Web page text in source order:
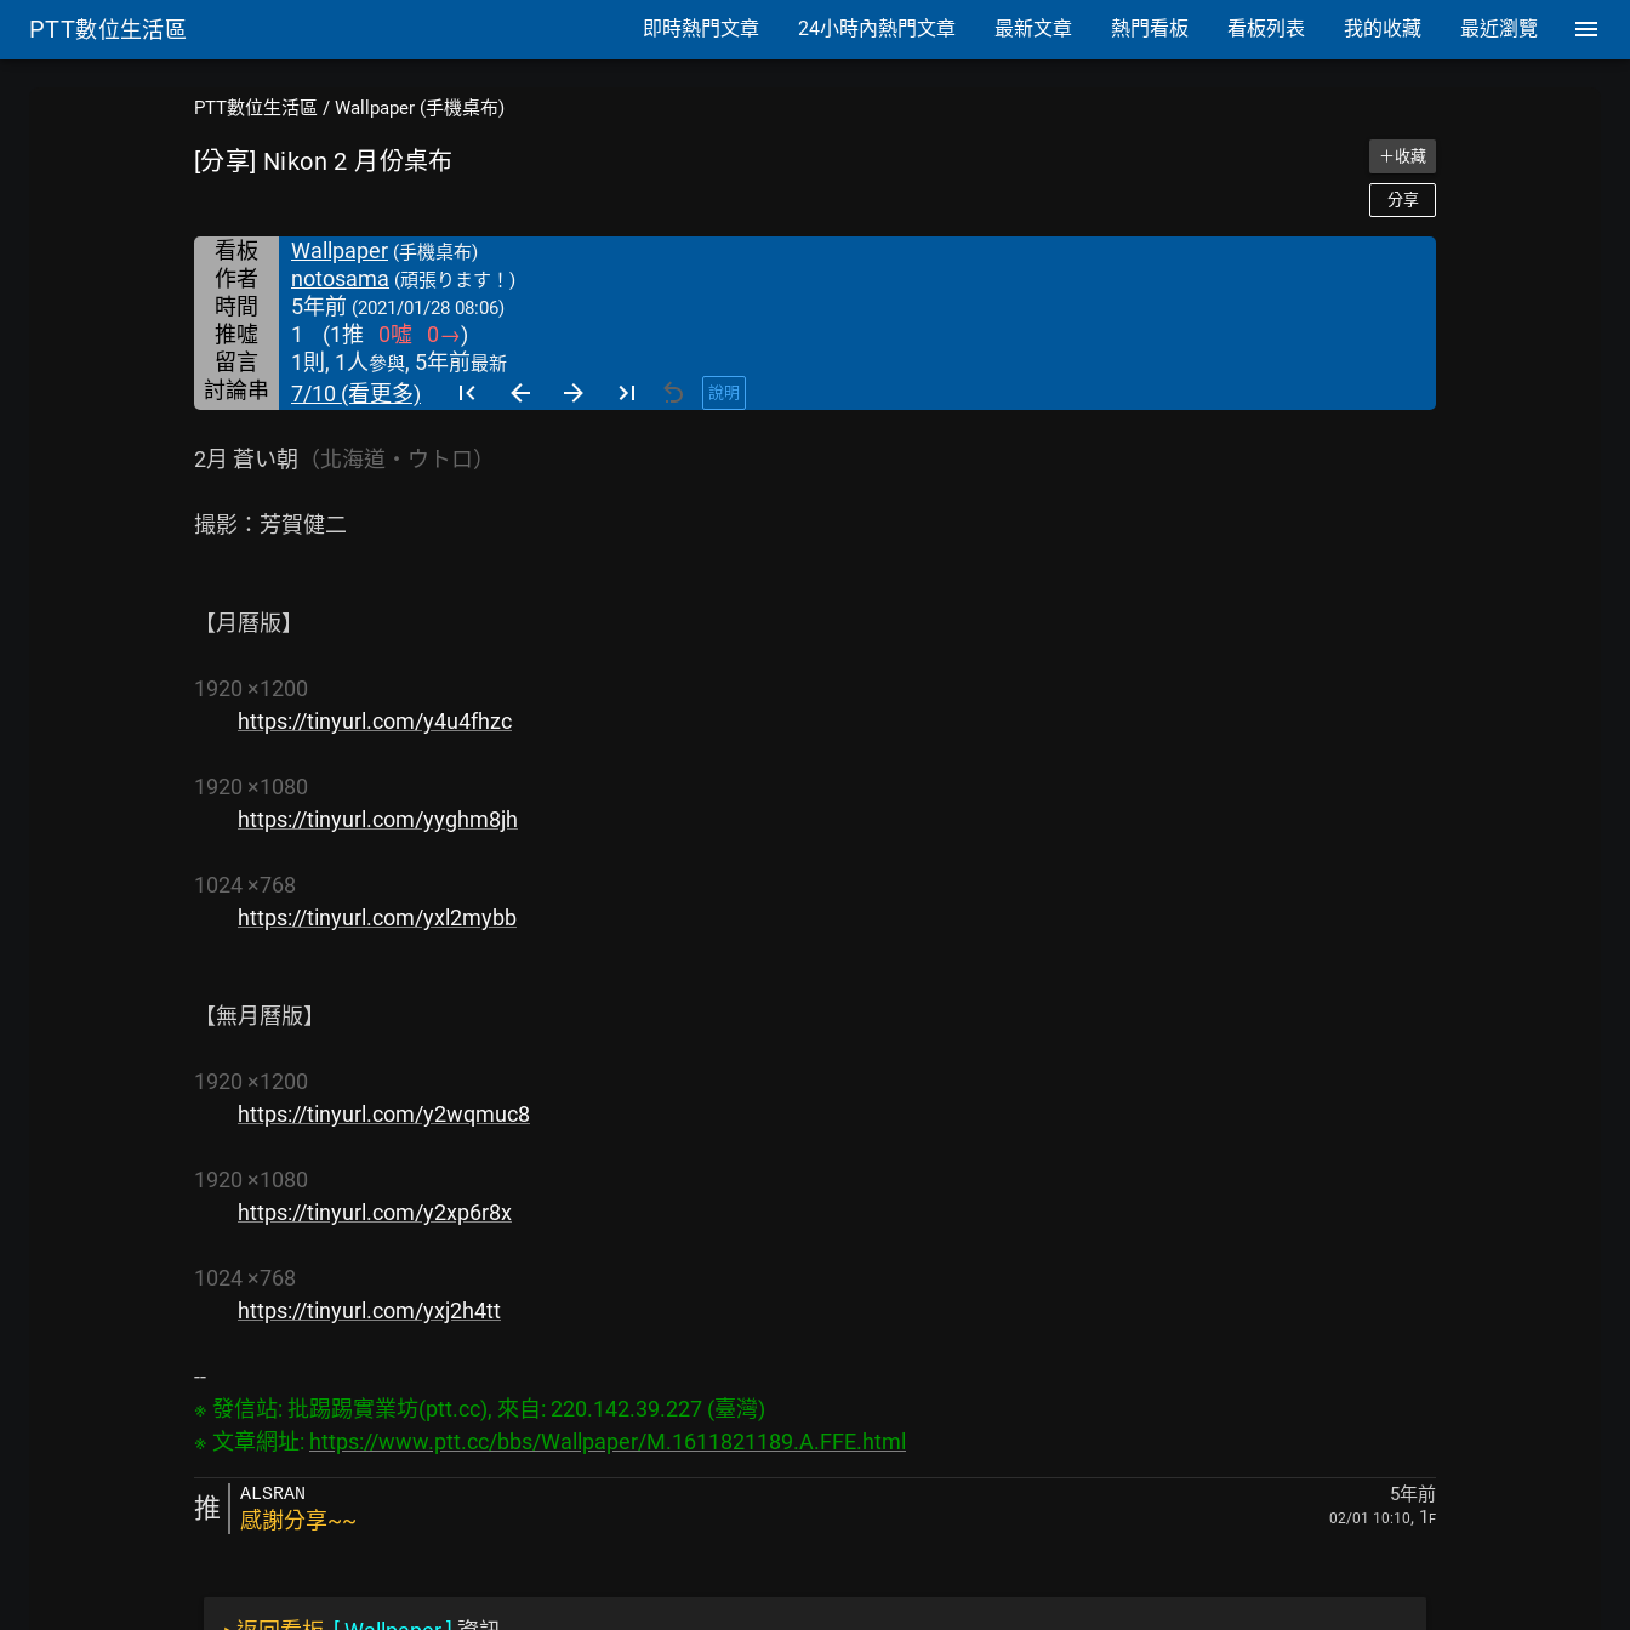
PTT數位生活區 即時熱門文章 24小時內熱門文章 最新文章 熱門看板 看板列表 我的收藏 最近瀏覽
PTT數位生活區 / Wallpaper (手機桌布)
[分享] Nikon 2 月份桌布 ＋收藏
分享
看板 Wallpaper (手機桌布)
作者 notosama (頑張ります！)
時間 5年前 (2021/01/28 08:06)
推噓 1 (1推 0噓 0→)
留言
1則, 1人參與, 5年前最新
討論串 7/10 (看更多) 說明
2月 蒼い朝 （北海道・ウトロ）
撮影：芳賀健二
【月曆版】
1920 ×1200
https://tinyurl.com/y4u4fhzc
1920 ×1080
https://tinyurl.com/yyghm8jh
1024 ×768
https://tinyurl.com/yxl2mybb
【無月曆版】
1920 ×1200
https://tinyurl.com/y2wqmuc8
1920 ×1080
https://tinyurl.com/y2xp6r8x
1024 ×768
https://tinyurl.com/yxj2h4tt
※ 發信站: 批踢踢實業坊(ptt.cc), 來自: 220.142.39.227 (臺灣)
※ 文章網址: https://www.ptt.cc/bbs/Wallpaper/M.1611821189.A.FFE.html
推 ALSRAN 5年前
感謝分享~~ 02/01 10:10, 1 F